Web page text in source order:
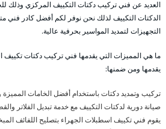
العديد عن فني تركيب دكتات التكييف المركزي وذلك
الدكتات التكييف لذلك نحن نوفر لكم أفضل كادر فني
التجهيزات لتمديد المواسير بحرفية عالية.
ما هي المميزات التي يقدمها فني تركيب دكتات تكييف
يقدمها ومن ضمنها:
تركيب وتمديد دكتات باستخدام أفضل الخامات المميزة
صيانة دورية لدكتات التكييف مع خدمة تبديل الفلاتر
يقوم فني تكييف اسطبلات الجهراء بتصليح اللفائف